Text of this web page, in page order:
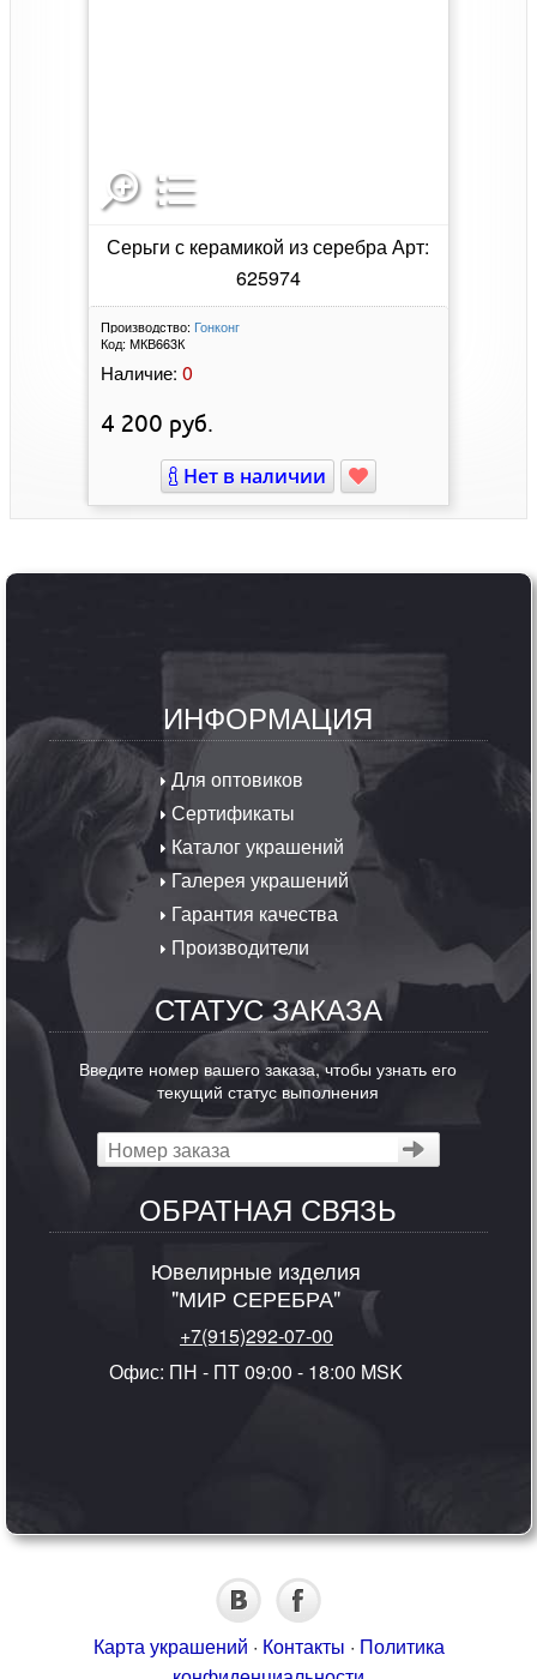
Серьги с керамикой из серебра Арт:
625974
Производство: Гонконг
Код: МКВ663К
Наличие: 0
4 200 руб.
Нет в наличии
ИНФОРМАЦИЯ
Для оптовиков
Сертификаты
Каталог украшений
Галерея украшений
Гарантия качества
Производители
СТАТУС ЗАКАЗА
Введите номер вашего заказа, чтобы узнать его
текущий статус выполнения
ОБРАТНАЯ СВЯЗЬ
Ювелирные изделия
"МИР СЕРЕБРА"
+7(915)292-07-00
Офис: ПН - ПТ 09:00 - 18:00 MSK
Карта украшений · Контакты · Политика